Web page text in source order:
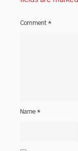
Comment *
Name *